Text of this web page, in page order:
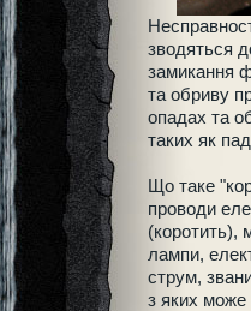
зводяться
замикання
та обриву
опадах та
таких як
Що таке
проводи
(коротить),
лампи,
струм,
з яких може